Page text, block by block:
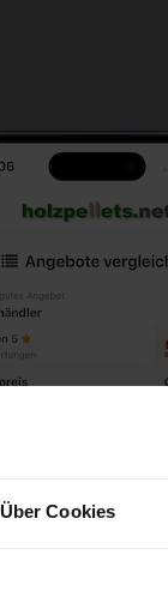
Über Cookies